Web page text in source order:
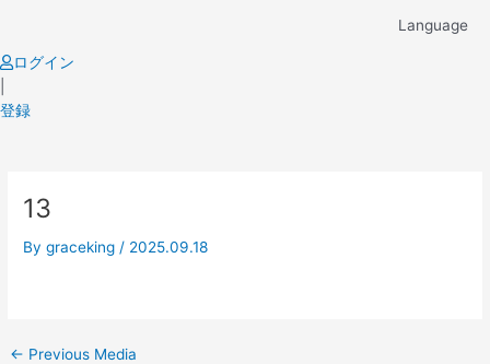
content
Language
ログイン
登録
13
Bygraceking / 2025.09.18
navigation
← Previous Media